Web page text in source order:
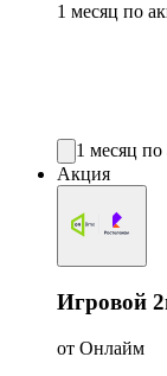
1 месяц по
1 месяц
Акция
Игровой
от Онлайм